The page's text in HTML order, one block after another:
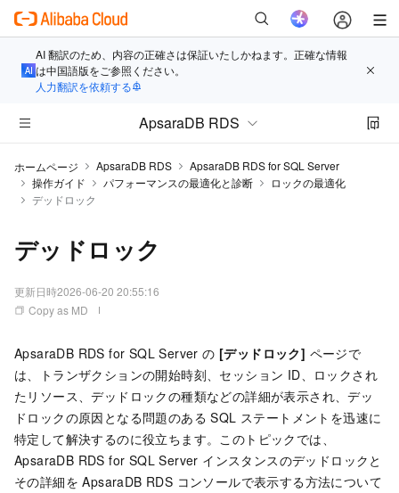
AI 翻訳のため、内容の正確さは保証いたしかねます。正確な情報
は中国語版をご参照ください。
人力翻訳を依頼する
ApsaraDB RDS
ホームページ ApsaraDB RDS
ApsaraDB RDS for SQL Server
操作ガイド
パフォーマンスの最適化と診断
ロックの最適化
デッドロック
デッドロック
更新日時2026-06-20 20:55:16
Copy as MD
ApsaraDB RDS for SQL Server の [デッドロック] ページで
は、トランザクションの開始時刻、セッション ID、ロックされ
たリソース、デッドロックの種類などの詳細が表示され、デッ
ドロックの原因となる問題のある SQL ステートメントを迅速に
特定して解決するのに役立ちます。このトピックでは、
ApsaraDB RDS for SQL Server インスタンスのデッドロックと
その詳細を ApsaraDB RDS コンソールで表示する方法について